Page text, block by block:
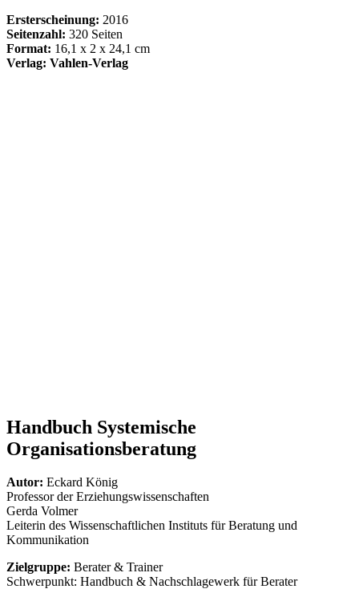
Ersterscheinung: 2016
Seitenzahl: 320 Seiten
Format: 16,1 x 2 x 24,1 cm
Verlag: Vahlen-Verlag
Handbuch Systemische
Organisationsberatung
Autor: Eckard König
Professor der Erziehungswissenschaften
Gerda Volmer
Leiterin des Wissenschaftlichen Instituts für Beratung und
Kommunikation
Zielgruppe: Berater & Trainer
Schwerpunkt: Handbuch & Nachschlagewerk für Berater